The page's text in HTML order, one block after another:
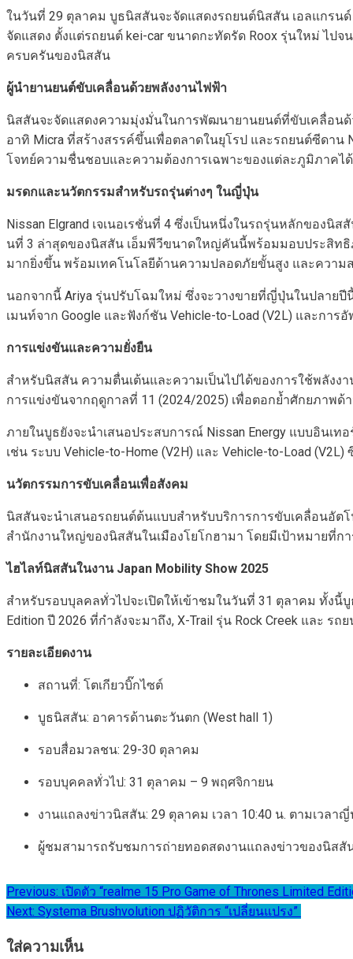
ในวันที่ 29 ตุลาคม บูธนิสสันจะจัดแสดงรถยนต์นิสสัน เอลแกรนด์
จัดแสดง ตั้งแต่รถยนต์ kei-car ขนาดกะทัดรัด Roox รุ่นใหม่ ไป
ครบครันของนิสสัน
ผู้นำยานยนต์ขับเคลื่อนด้วยพลังงานไฟฟ้า
นิสสันจะจัดแสดงความมุ่งมั่นในการพัฒนายานยนต์ที่ขับเคลื่อนด้
อาทิ Micra ที่สร้างสรรค์ขึ้นเพื่อตลาดในยุโรป และรถยนต์ซีดา
โจทย์ความชื่นชอบและความต้องการเฉพาะของแต่ละภูมิภาคไ
มรดกและนวัตกรรมสำหรับรถรุ่นต่างๆ ในญี่ปุ่น
Nissan Elgrand เจเนอเรชั่นที่ 4 ซึ่งเป็นหนึ่งในรถรุ่นหลักของนิ
นที่ 3 ล่าสุดของนิสสัน เอ็มพีวีขนาดใหญ่คันนี้พร้อมมอบประสิท
มากยิ่งขึ้น พร้อมเทคโนโลยีด้านความปลอดภัยขั้นสูง และควา
นอกจากนี้ Ariya รุ่นปรับโฉมใหม่ ซึ่งจะวางขายที่ญี่ปุ่นในปลาย
เมนท์จาก Google และฟังก์ชัน Vehicle-to-Load (V2L) และก
การแข่งขันและความยั่งยืน
สำหรับนิสสัน ความตื่นเต้นและความเป็นไปได้ของการใช้พลัง
การแข่งขันจากฤดูกาลที่ 11 (2024/2025) เพื่อตอกย้ำศักยภาพ
ภายในบูธยังจะนำเสนอประสบการณ์ Nissan Energy แบบอิน
เช่น ระบบ Vehicle-to-Home (V2H) และ Vehicle-to-Load
นวัตกรรมการขับเคลื่อนเพื่อสังคม
นิสสันจะนำเสนอรถยนต์ต้นแบบสำหรับบริการการขับเคลื่อนอัต
สำนักงานใหญ่ของนิสสันในเมืองโยโกฮามา โดยมีเป้าหมายที่
ไฮไลท์นิสสันในงาน Japan Mobility Show 2025
สำหรับรอบบุลคลทั่วไปจะเปิดให้เข้าชมในวันที่ 31 ตุลาคม ทั้งนี้
Edition ปี 2026 ที่กำลังจะมาถึง, X-Trail รุ่น Rock Creek และ
รายละเอียดงาน
สถานที่: โตเกียวบิ๊กไซต์
บูธนิสสัน: อาคารด้านตะวันตก (West hall 1)
รอบสื่อมวลชน: 29-30 ตุลาคม
รอบบุคคลทั่วไป: 31 ตุลาคม – 9 พฤศจิกายน
งานแถลงข่าวนิสสัน: 29 ​​ตุลาคม เวลา 10:40 น. ตามเวลา
ผู้ชมสามารถรับชมการถ่ายทอดสดงานแถลงข่าวของนิส
แนะแนว
เรื่อง
Previous: เปิดตัว “realme 15 Pro Game of Thrones Limited
Next: Systema Brushvolution ปฏิวัติการ “เปลี่ยนแปรง”
ใส่ความเห็น